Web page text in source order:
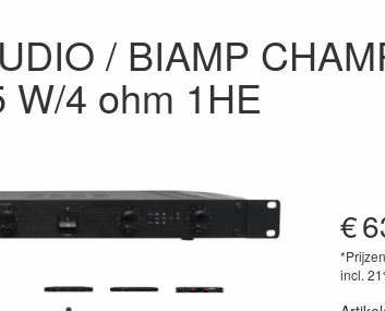
/ BIAMP
W/4 ohm 1HE
€
incl.